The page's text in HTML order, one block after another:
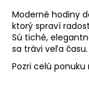
Moderné hodiny
ktorý spraví
Sú tiché,
sa trávi veľa
Pozri celú ponuku